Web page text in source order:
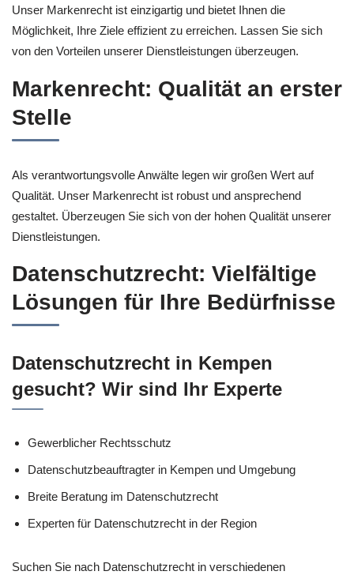
Unser Markenrecht ist einzigartig und bietet Ihnen die
Möglichkeit, Ihre Ziele effizient zu erreichen. Lassen Sie sich
von den Vorteilen unserer Dienstleistungen überzeugen.
Markenrecht: Qualität an erster
Stelle
Als verantwortungsvolle Anwälte legen wir großen Wert auf
Qualität. Unser Markenrecht ist robust und ansprechend
gestaltet. Überzeugen Sie sich von der hohen Qualität unserer
Dienstleistungen.
Datenschutzrecht: Vielfältige
Lösungen für Ihre Bedürfnisse
Datenschutzrecht in Kempen
gesucht? Wir sind Ihr Experte
Gewerblicher Rechtsschutz
Datenschutzbeauftragter in Kempen und Umgebung
Breite Beratung im Datenschutzrecht
Experten für Datenschutzrecht in der Region
Suchen Sie nach Datenschutzrecht in verschiedenen